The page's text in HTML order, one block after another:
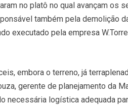
no platô no qual avançam os
também pela demolição
executado pela empresa
embora o terreno, já
gerente de planejamento da
necessária logística adequada